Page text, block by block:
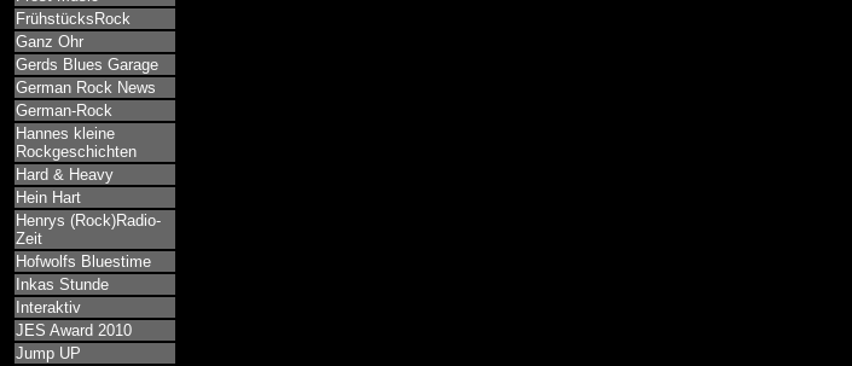
FrühstücksRock
Ganz Ohr
Gerds Blues Garage
German Rock News
German-Rock
Hannes kleine
Rockgeschichten
Hard & Heavy
Hein Hart
Henrys (Rock)Radio-
Zeit
Hofwolfs Bluestime
Inkas Stunde
Interaktiv
JES Award 2010
Jump UP